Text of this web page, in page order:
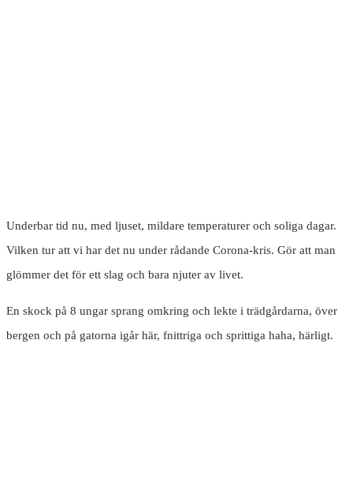
Underbar tid nu, med ljuset, mildare temperaturer och soliga dagar.
Vilken tur att vi har det nu under rådande Corona-kris. Gör att man
glömmer det för ett slag och bara njuter av livet.
En skock på 8 ungar sprang omkring och lekte i trädgårdarna, över
bergen och på gatorna igår här, fnittriga och sprittiga haha, härligt.